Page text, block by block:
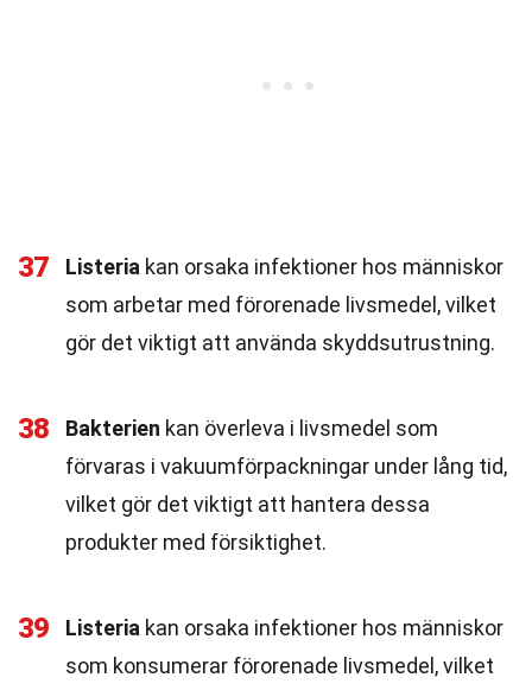
37 Listeria kan orsaka infektioner hos människor
som arbetar med förorenade livsmedel, vilket
gör det viktigt att använda skyddsutrustning.
38 Bakterien kan överleva i livsmedel som
förvaras i vakuumförpackningar under lång tid,
vilket gör det viktigt att hantera dessa
produkter med försiktighet.
39 Listeria kan orsaka infektioner hos människor
som konsumerar förorenade livsmedel, vilket